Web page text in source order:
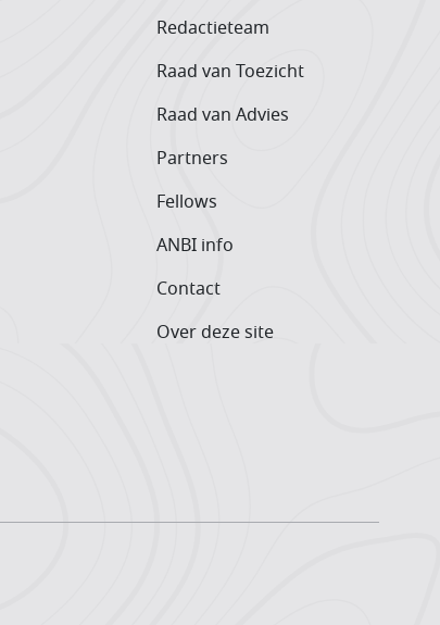
Redactieteam
Raad van Toezicht
Raad van Advies
Partners
Fellows
ANBI info
Contact
Over deze site